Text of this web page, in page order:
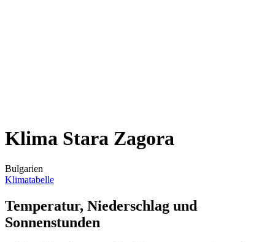
Klima Stara Zagora
Bulgarien
Klimatabelle
Temperatur, Niederschlag und
Sonnenstunden